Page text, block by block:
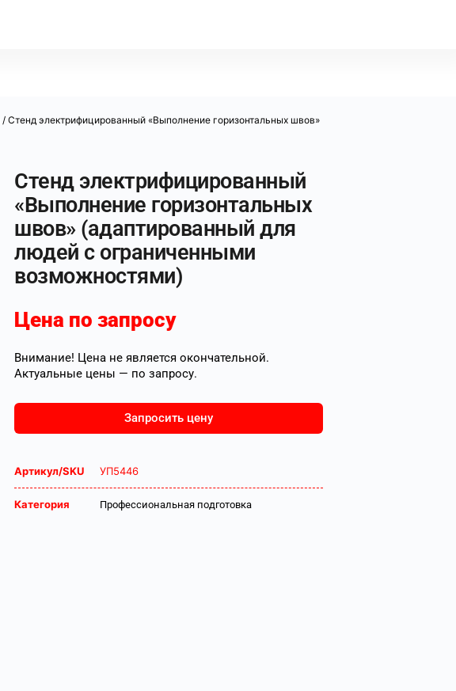
/ Стенд электрифицированный «Выполнение горизонтальных швов»
Стенд электрифицированный
«Выполнение горизонтальных
швов» (адаптированный для
людей с ограниченными
возможностями)
Цена по запросу
Внимание! Цена не является окончательной.
Актуальные цены — по запросу.
Запросить цену
Артикул/SKU УП5446
Категория Профессиональная подготовка